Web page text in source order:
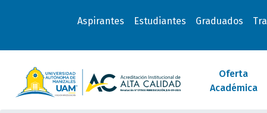
Aspirantes Estudiantes Graduados
Oferta
Académica